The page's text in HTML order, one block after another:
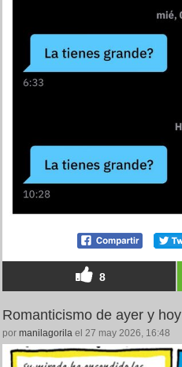
8
Romanticismo de ayer y hoy
por manilagorila el 27 may 2026, 16:48